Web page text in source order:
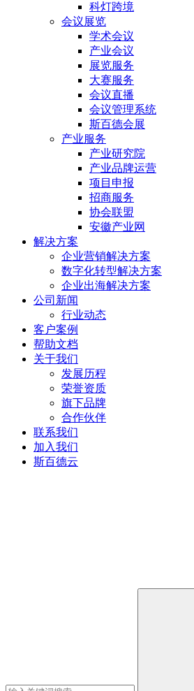
科灯跨境
会议展览
学术会议
产业会议
展览服务
大赛服务
会议直播
会议管理系统
斯百德会展
产业服务
产业研究院
产业品牌运营
项目申报
招商服务
协会联盟
安徽产业网
解决方案
企业营销解决方案
数字化转型解决方案
企业出海解决方案
公司新闻
行业动态
客户案例
帮助文档
关于我们
发展历程
荣誉资质
旗下品牌
合作伙伴
联系我们
加入我们
斯百德云